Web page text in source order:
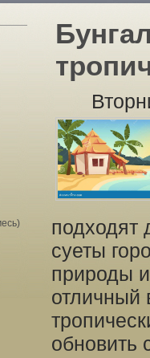
подходят
суеты
природы
отличный
обновить